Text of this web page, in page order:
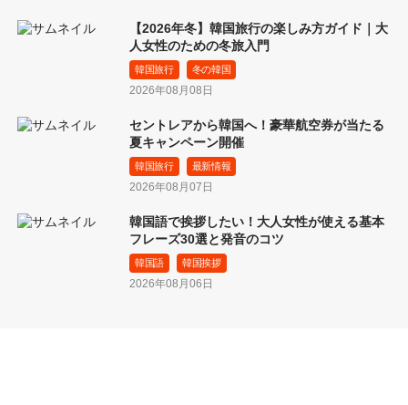
【2026年冬】韓国旅行の楽しみ方ガイド｜大
人女性のための冬旅入門
韓国旅行 冬の韓国
2026年08月08日
セントレアから韓国へ！豪華航空券が当たる
夏キャンペーン開催
韓国旅行 最新情報
2026年08月07日
韓国語で挨拶したい！大人女性が使える基本
フレーズ30選と発音のコツ
韓国語 韓国挨拶
2026年08月06日